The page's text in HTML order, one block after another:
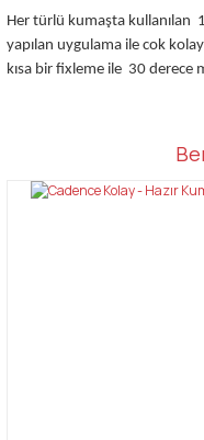
Her türlü kumaşta kullanılan
yapılan uygulama ile cok
kısa bir fixleme ile 30 derece
Bu
Bu ürünün fiyat bilgisi,
tarafımıza iletebilirsiniz.